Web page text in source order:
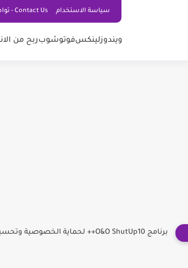
سياسة الاستخدام Contact Us - تواصل معنا
ويندوزلينكسفوتوشوبربح من
برنامج O&O ShutUp10++ لحماية الخصوصية وتحسين أداء النظام